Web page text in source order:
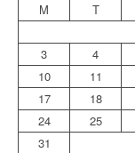
M
T
3
4
10
11
17
18
24
25
31